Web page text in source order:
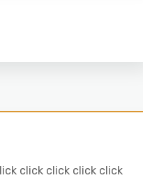
click click click click